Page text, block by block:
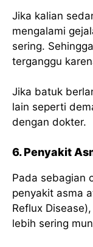
Jika kalian
mengalami
sering.
terganggu
Jika batuk
lain seperti
dengan dokter.
6. Penyakit
Pada sebagian
penyakit asma
Reflux
lebih sering